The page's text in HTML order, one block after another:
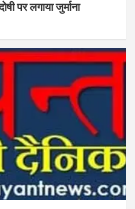
पर लगाया जुर्माना